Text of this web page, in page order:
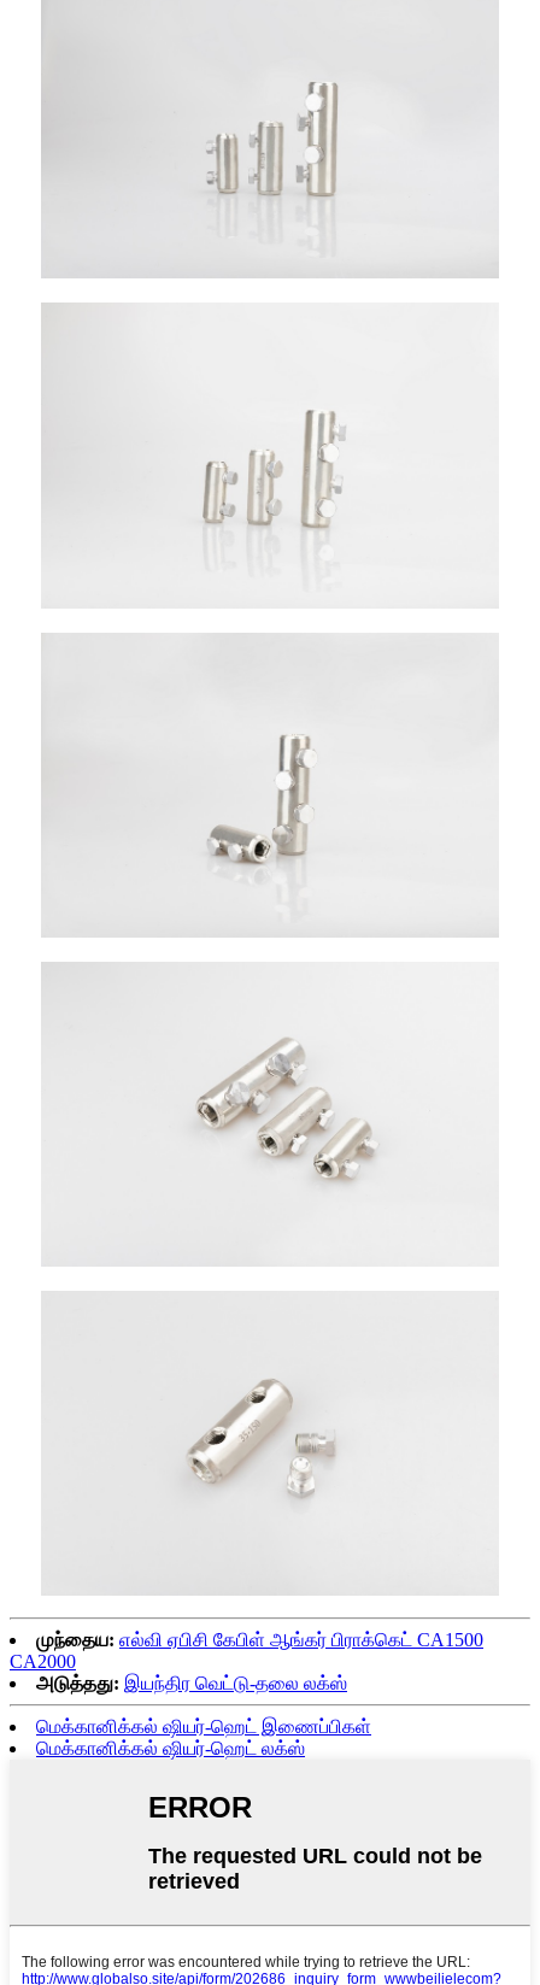
முந்தைய: எல்வி ஏபிசி கேபிள் ஆங்கர் பிராக்கெட் CA1500
CA2000
அடுத்தது: இயந்திர வெட்டு-தலை லக்ஸ்
மெக்கானிக்கல் ஷியர்-ஹெட் இணைப்பிகள்
மெக்கானிக்கல் ஷியர்-ஹெட் லக்ஸ்